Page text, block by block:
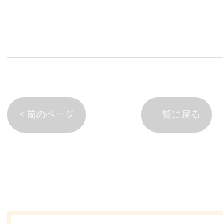
< 前のページ 一覧に戻る